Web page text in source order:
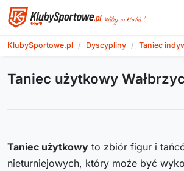
KlubySportowe.pl Dyscypliny Taniec
Taniec użytkowy
Taniec użytkowy to zbiór figur i
nieturniejowych, który może być